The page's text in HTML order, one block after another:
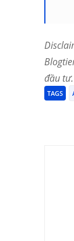
đầu
TAGS